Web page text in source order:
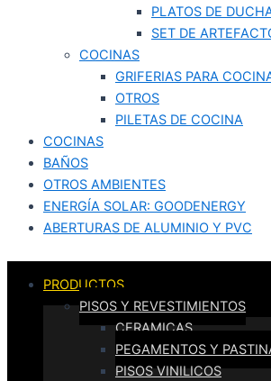
PLATOS DE
SET DE
COCINAS
GRIFERIAS PARA
OTROS
PILETAS DE COCINA
COCINAS
BAÑOS
OTROS AMBIENTES
ENERGÍA SOLAR: GOODENERGY
ABERTURAS DE ALUMINIO Y PVC
PRODUCTOS
PISOS Y REVESTIMIENTOS
CERAMICAS
PEGAMENTOS Y
PISOS VINILICOS